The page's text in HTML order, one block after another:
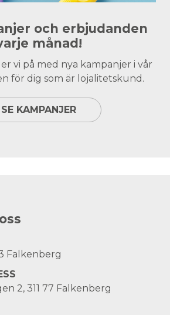
och erbjudanden
månad!
vi på med nya kampanjer i vår
för dig som är lojalitetskund.
SE KAMPANJER
Falkenberg
2, 311 77 Falkenberg